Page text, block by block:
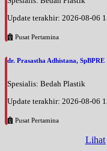
Update terakhir: 2026-08-06
Pusat Pertamina
dr. Prasastha Adhistana, SpBPRE
Spesialis: Bedah Plastik
Update terakhir: 2026-08-06
Pusat Pertamina
Lihat